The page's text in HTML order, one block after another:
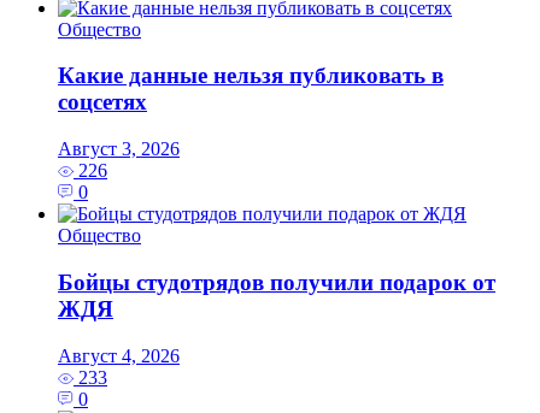
Общество
Какие данные нельзя публиковать в
соцсетях
Август 3, 2026
226
0
Общество
Бойцы студотрядов получили подарок от
ЖДЯ
Август 4, 2026
233
0